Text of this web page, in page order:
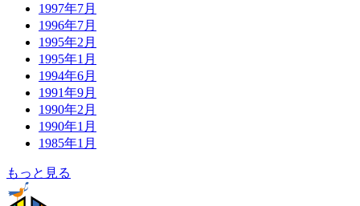
1997年7月
1996年7月
1995年2月
1995年1月
1994年6月
1991年9月
1990年2月
1990年1月
1985年1月
もっと見る